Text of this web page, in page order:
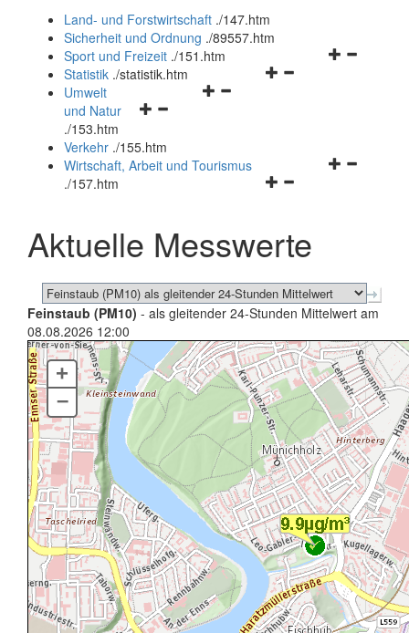
und
schließen
Land- und Forstwirtschaft ./147.htm
Sicherheit und Ordnung ./89557.htm
Navigationsmenü
Sport und Freizeit ./151.htm
Navigationsmenü
Statistik ./statistik.htm
Navigationsmenü
und
schließen
Umwelt
und Natur
./153.htm
Verkehr ./155.htm
Navigationsmenü
schließen
Wirtschaft, Arbeit und Tourismus
./157.htm
Aktuelle Messwerte
Feinstaub (PM10) - als gleitender 24-Stunden Mittelwert am
08.08.2026 12:00
+
–